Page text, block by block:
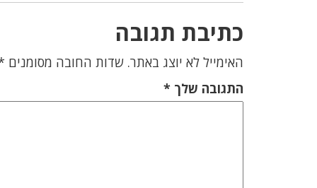
כתיבת תגובה
האימייל לא יוצג באתר. שדות החובה מסומנים
התגובה שלך*